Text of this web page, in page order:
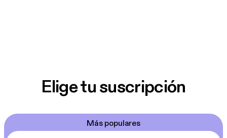
Elige tu suscripción
Más populares